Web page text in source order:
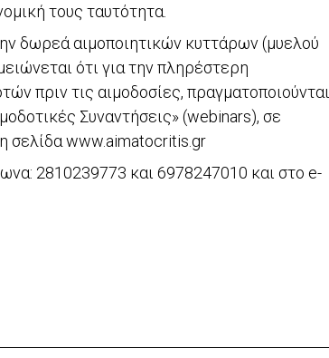
τους ταυτότητα.
δωρεά αιμοποιητικών κυττάρων (μυελού
ότι για την πληρέστερη
πριν τις αιμοδοσίες, πραγματοποιούνται
Συναντήσεις» (webinars), σε
σελίδα www.aimatocritis.gr
2810239773 και 6978247010 και στο e-